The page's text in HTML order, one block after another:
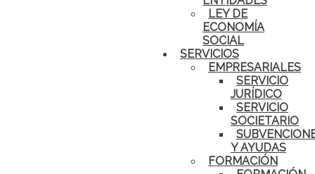
LEY DE
ECONOMÍA
SOCIAL
SERVICIOS
EMPRESARIALES
SERVICIO
JURÍDICO
SERVICIO
SOCIETARIO
Y AYUDAS
FORMACIÓN